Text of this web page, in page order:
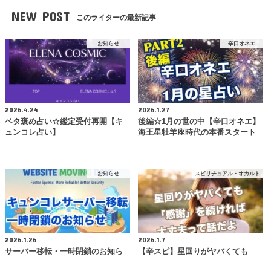
NEW POST このライターの最新記事
お知らせ
2026.4.24
ベタ褒め占い☆鑑定受付再開【キ
ュンコレ占い】
辛口オネエ
2026.1.27
後編☆1月の世の中【辛口オネエ】
海王星牡羊座時代の本番スタート
お知らせ
2026.1.26
サーバー移転・一時閉鎖のお知ら
スピリチュアル・オカルト
2026.1.7
【辛スピ】星回りがヤバくても